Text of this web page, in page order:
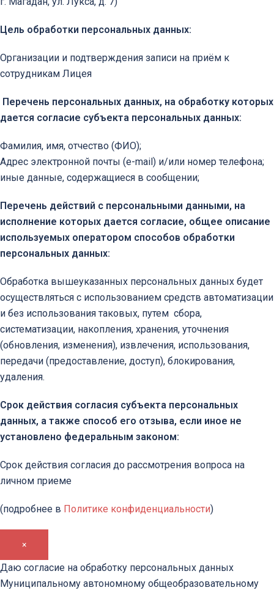
Цель обработки персональных данных:
Организации и подтверждения записи на приём к
сотрудникам Лицея
Перечень персональных данных, на обработку которых
дается согласие субъекта персональных данных:
Фамилия, имя, отчество (ФИО);
Адрес электронной почты (e-mail) и/или номер телефона;
иные данные, содержащиеся в сообщении;
Перечень действий с персональными данными, на
исполнение которых дается согласие, общее описание
используемых оператором способов обработки
персональных данных:
Обработка вышеуказанных персональных данных будет
осуществляться с использованием средств автоматизации
и без использования таковых, путем сбора,
систематизации, накопления, хранения, уточнения
(обновления, изменения), извлечения, использования,
передачи (предоставление, доступ), блокирования,
удаления.
Срок действия согласия субъекта персональных
данных, а также способ его отзыва, если иное не
установлено федеральным законом:
Срок действия согласия до рассмотрения вопроса на
личном приеме
(подробнее в Политике конфиденциальности)
×
Даю согласие на обработку персональных данных
Муниципальному автономному общеобразовательному